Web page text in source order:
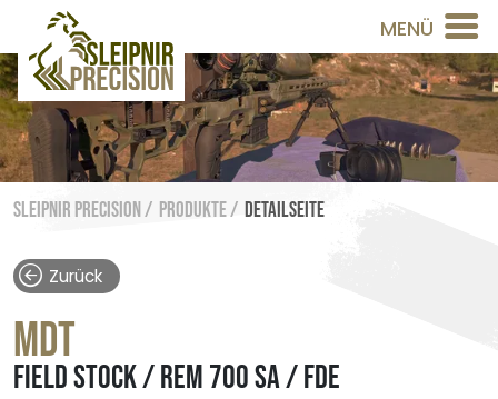
MENÜ
Sleipnir Precision / Produkte / Detailseite
Zurück
MDT
FIELD STOCK / REM 700 SA / FDE